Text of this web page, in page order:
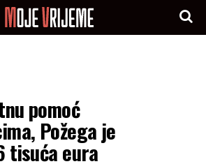
pomoć
Požega je
tisuća eura